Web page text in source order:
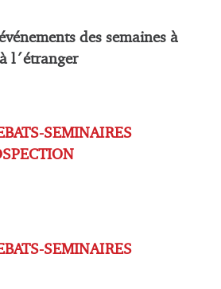
des semaines à
l´étranger
SEMINAIRES
SEMINAIRES